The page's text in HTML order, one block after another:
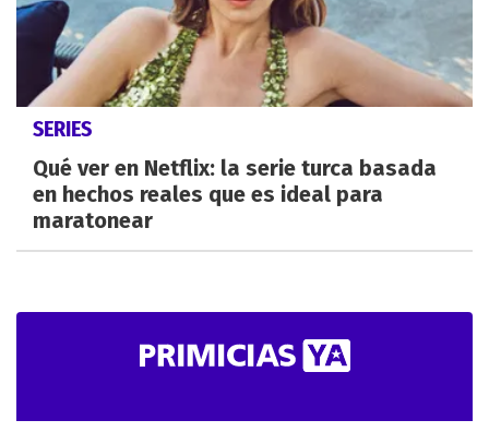
SERIES
Qué ver en Netflix: la serie turca basada
en hechos reales que es ideal para
maratonear